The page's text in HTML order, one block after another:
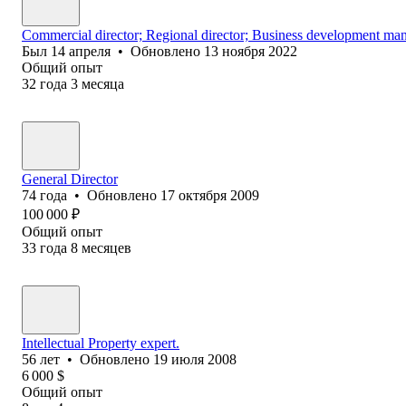
Commercial director; Regional director; Business development
Был 14 апреля • Обновлено 13 ноября 2022
Общий опыт
32 года 3 месяца
General Director
74 года • Обновлено 17 октября 2009
100 000 ₽
Общий опыт
33 года 8 месяцев
Intellectual Property expert.
56 лет • Обновлено 19 июля 2008
6 000 $
Общий опыт